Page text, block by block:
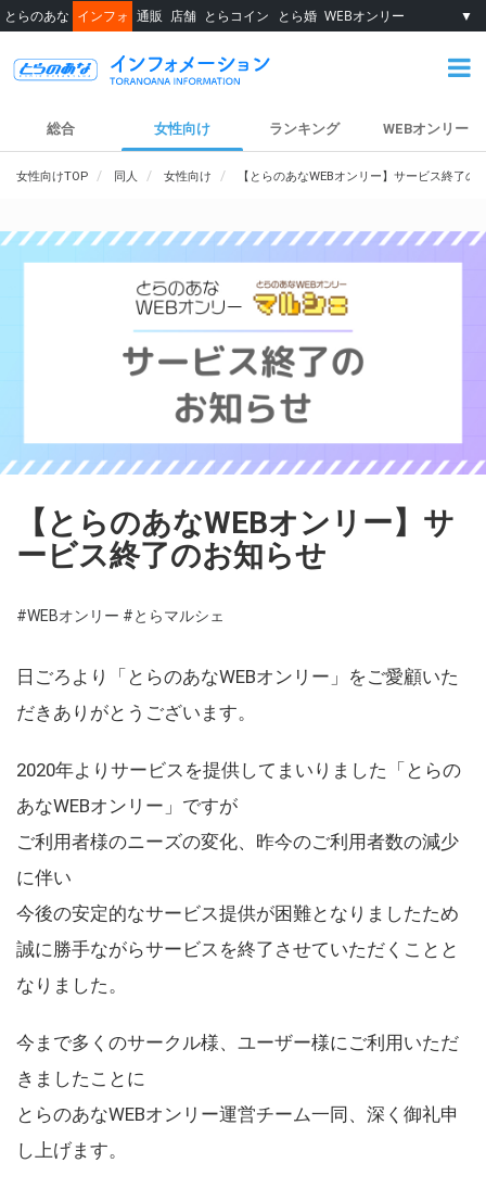
とらのあな インフォ 通販 店舗 とらコイン とら婚 WEBオンリー ▼
総合 女性向け ランキング WEBオンリー
女性向けTOP 同人 女性向け 【とらのあなWEBオンリー】サービス終了の
【とらのあなWEBオンリー】サ
ービス終了のお知らせ
#WEBオンリー #とらマルシェ
日ごろより「とらのあなWEBオンリー」をご愛顧いた
だきありがとうございます。
2020年よりサービスを提供してまいりました「とらの
あなWEBオンリー」ですが
ご利用者様のニーズの変化、昨今のご利用者数の減少
に伴い
今後の安定的なサービス提供が困難となりましたため
誠に勝手ながらサービスを終了させていただくことと
なりました。
今まで多くのサークル様、ユーザー様にご利用いただ
きましたことに
とらのあなWEBオンリー運営チーム一同、深く御礼申
し上げます。